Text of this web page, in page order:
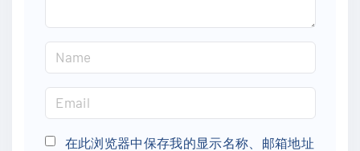
a
e
*
m
a
在此浏览器中保存我的显示名称、邮箱地址